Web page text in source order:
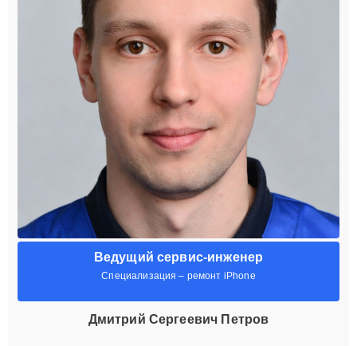
Ведущий сервис-инженер
Специализация – ремонт iPhone
Дмитрий Сергеевич Петров